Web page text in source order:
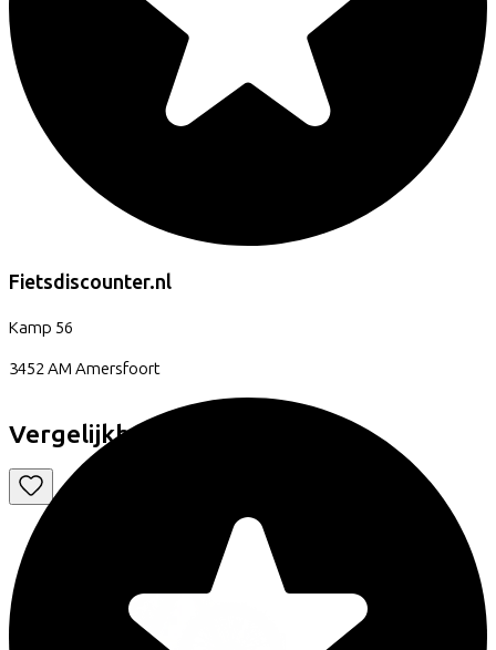
Fietsdiscounter.nl
Kamp 56
3452 AM Amersfoort
Vergelijkbare fietsen